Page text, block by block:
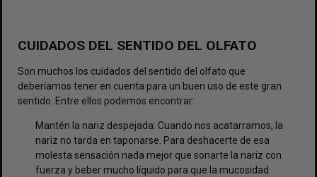
CUIDADOS DEL SENTIDO DEL OLFATO
Son muchos los cuidados del sentido del olfato que
deberíamos tener en cuenta para un buen uso de este gran
sentido. Entre ellos podemos encontrar:
Mantén la nariz despejada: Cuando nos acatarramos, la
nariz no tarda en taponarse. Para deshacerte de esa
molesta sensación nada mejor que sonarte la nariz con
fuerza y beber mucho líquido para que la mucosidad